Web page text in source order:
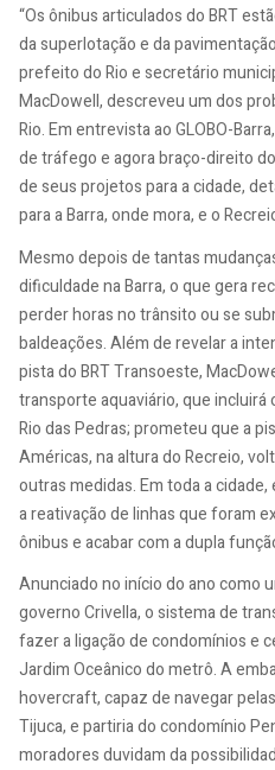
“Os ônibus articulados do BRT
da superlotação e da
prefeito do Rio e secretário
MacDowell, descreveu um dos
Rio. Em entrevista ao GLOBO-
de tráfego e agora braço-direito
de seus projetos para a cidade,
para a Barra, onde mora, e o
Mesmo depois de tantas
dificuldade na Barra, o que gera
perder horas no trânsito ou se
baldeações. Além de revelar a
pista do BRT Transoeste,
transporte aquaviário, que
Rio das Pedras; prometeu que a
Américas, na altura do Recreio,
outras medidas. Em toda a
a reativação de linhas que foram
ônibus e acabar com a dupla
Anunciado no início do ano como
governo Crivella, o sistema de
fazer a ligação de condomínios e
Jardim Oceânico do metrô. A
hovercraft, capaz de navegar
Tijuca, e partiria do condomínio
moradores duvidam da